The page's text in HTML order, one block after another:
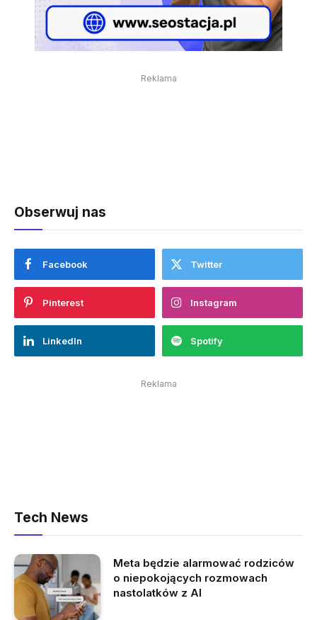
Reklama
Obserwuj nas
Facebook Twitter
Pinterest Instagram
LinkedIn Spotify
Reklama
Tech News
Meta będzie alarmować rodziców
o niepokojących rozmowach
nastolatków z AI